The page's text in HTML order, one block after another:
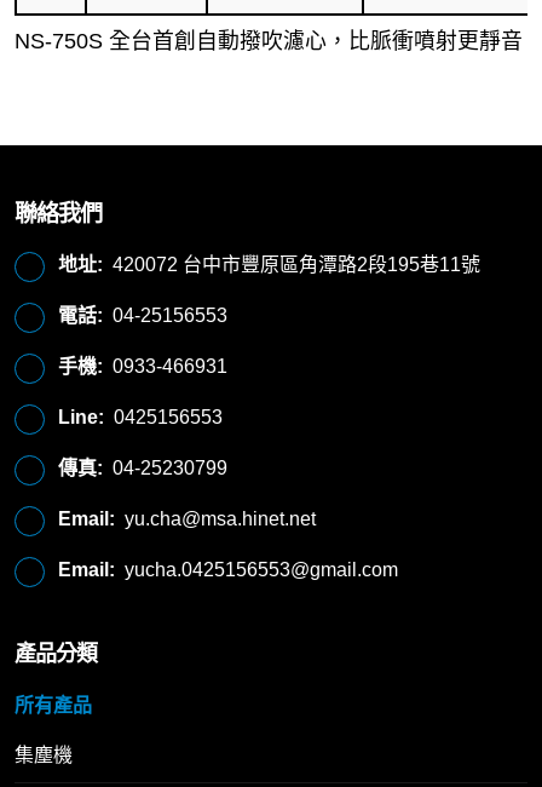
NS-750S 全台首創自動撥吹濾心，比脈衝噴射更靜音
聯絡我們
地址: 420072 台中市豐原區角潭路2段195巷11號
電話: 04-25156553
手機: 0933-466931
Line: 0425156553
傳真: 04-25230799
Email: yu.cha@msa.hinet.net
Email: yucha.0425156553@gmail.com
產品分類
所有產品
集塵機